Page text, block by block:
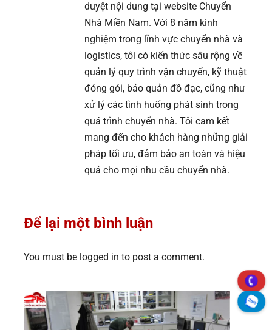
duyệt nội dung tại website Chuyển
Nhà Miền Nam. Với 8 năm kinh
nghiệm trong lĩnh vực chuyển nhà và
logistics, tôi có kiến thức sâu rộng về
quản lý quy trình vận chuyển, kỹ thuật
đóng gói, bảo quản đồ đạc, cũng như
xử lý các tình huống phát sinh trong
quá trình chuyển nhà. Tôi cam kết
mang đến cho khách hàng những giải
pháp tối ưu, đảm bảo an toàn và hiệu
quả cho mọi nhu cầu chuyển nhà.
Để lại một bình luận
You must be logged in to post a comment.